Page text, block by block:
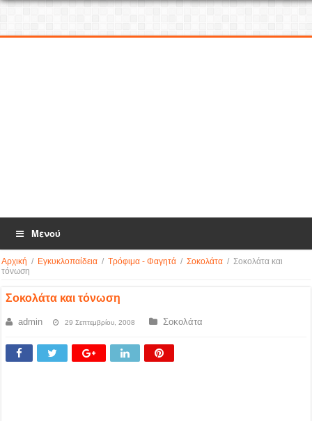
Μενού
Αρχική / Εγκυκλοπαίδεια / Τρόφιμα - Φαγητά / Σοκολάτα / Σοκολάτα και
τόνωση
Σοκολάτα και τόνωση
admin 29 Σεπτεμβρίου, 2008 Σοκολάτα